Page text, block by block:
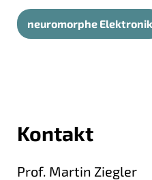
Fokusthemen
neuromorphe Elektronik
Kontakt
Prof. Martin Ziegler